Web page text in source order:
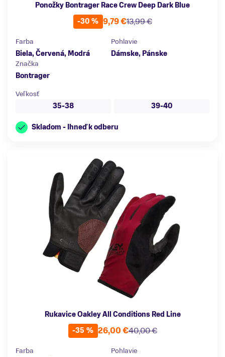
Ponožky Bontrager Race Crew Deep Dark Blue
-30 %
13,99 €
9,79 €
Farba
Biela, Červená, Modrá
Pohlavie
Dámske, Pánske
Značka
Bontrager
Veľkosť
35-38
39-40
Skladom - Ihneď k odberu
Rukavice Oakley All Conditions Red Line
-35 %
40,00 €
26,00 €
Farba
Pohlavie